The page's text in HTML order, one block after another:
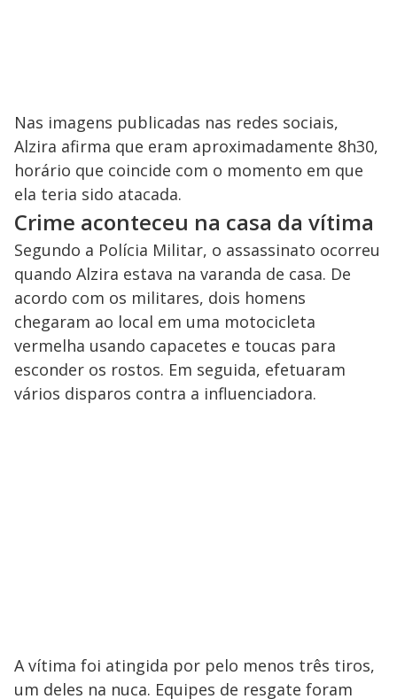
Nas imagens publicadas nas redes sociais,
Alzira afirma que eram aproximadamente 8h30,
horário que coincide com o momento em que
ela teria sido atacada.
Crime aconteceu na casa da vítima
Segundo a Polícia Militar, o assassinato ocorreu
quando Alzira estava na varanda de casa. De
acordo com os militares, dois homens
chegaram ao local em uma motocicleta
vermelha usando capacetes e toucas para
esconder os rostos. Em seguida, efetuaram
vários disparos contra a influenciadora.
A vítima foi atingida por pelo menos três tiros,
um deles na nuca. Equipes de resgate foram